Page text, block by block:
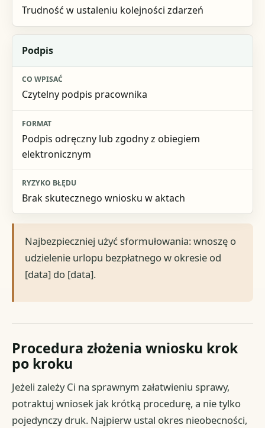
Trudność w ustaleniu kolejności zdarzeń
Podpis
Czytelny podpis pracownika
Podpis odręczny lub zgodny z obiegiem
elektronicznym
Brak skutecznego wniosku w aktach
Najbezpieczniej użyć sformułowania: wnoszę o
udzielenie urlopu bezpłatnego w okresie od
[data] do [data].
Procedura złożenia wniosku krok
po kroku
Jeżeli zależy Ci na sprawnym załatwieniu sprawy,
potraktuj wniosek jak krótką procedurę, a nie tylko
pojedynczy druk. Najpierw ustal okres nieobecności,